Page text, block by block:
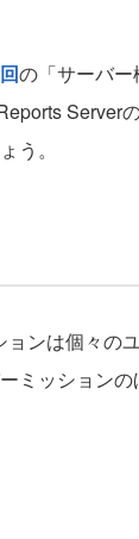
の「サーバー
Server
う。
ンは個々のユ
ミッション